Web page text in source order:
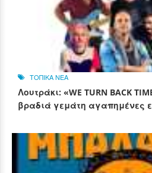
ΤΟΠΙΚΑ ΝΕΑ
Λουτράκι: «WE TURN BACK
βραδιά γεμάτη αγαπημένες